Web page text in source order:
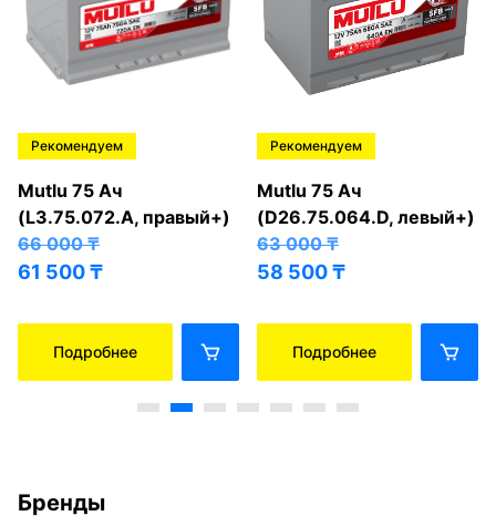
Рекомендуем
Mutlu 75 Ач
(L3.75.072.A, правый+)
66 000₸
61 500₸
Подробнее
Рекомендуем
Mutlu 75 Ач
(D26.75.064.D, левый+)
63 000₸
58 500₸
Подробнее
Бренды